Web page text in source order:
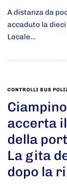
A distanza da
accaduto la
Locale…
CONTROLLI BUS
accerta
della
La gita
dopo la